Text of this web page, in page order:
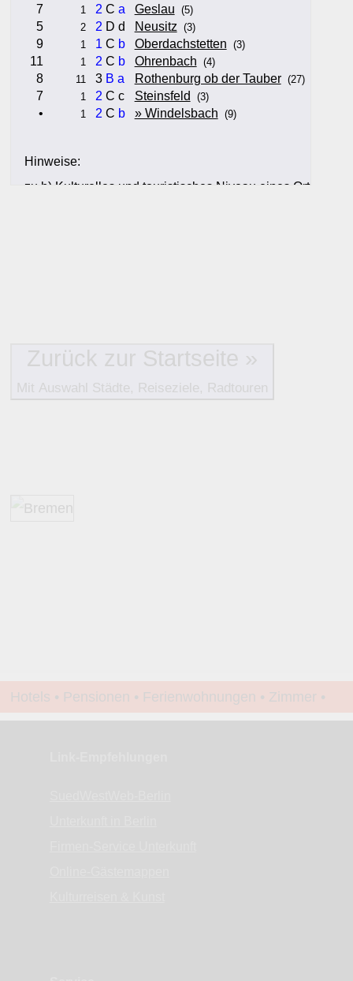
7 1 2 C a Geslau (5)
5 2 2 D d Neusitz (3)
9 1 1 C b Oberdachstetten (3)
11 1 2 C b Ohrenbach (4)
8 11 3 B a Rothenburg ob der Tauber (27)
7 1 2 C c Steinsfeld (3)
• 1 2 C b » Windelsbach (9)
Hinweise:
zu b) Kulturelles und touristisches Niveau eines Ortes
Zurück zur Startseite »
Mit Auswahl Städte, Reiseziele, Radtouren
Hotels • Pensionen • Ferienwohnungen • Zimmer •